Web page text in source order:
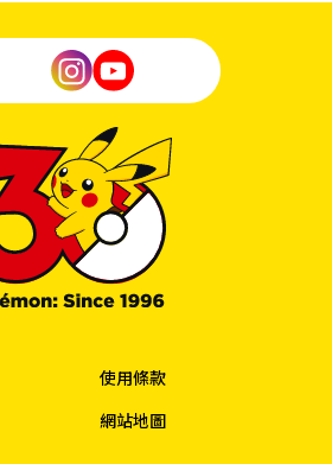
使用條款
網站地圖